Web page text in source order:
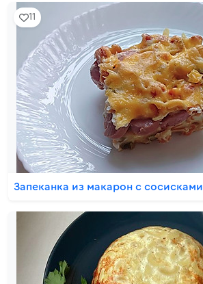
11
Запеканка из макарон с сосисками